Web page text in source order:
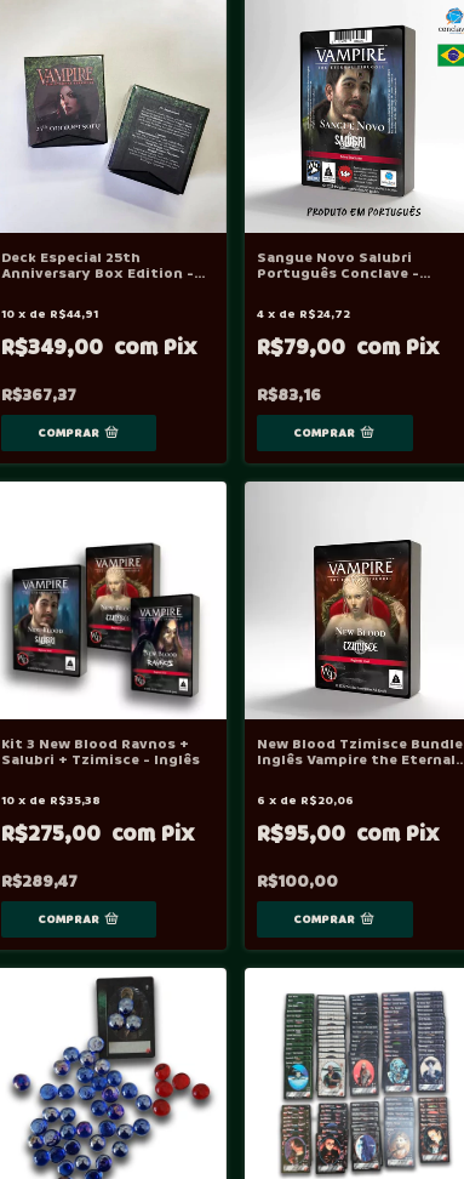
Deck Especial 25th
Anniversary Box Edition -
Eternal Struggle
R$367,37
R$349,00
10 x de R$44,91
Sangue Novo Salubri
Português Conclave -
Struggle
R$83,16
R$79,00
4 x de R$24,72
Kit 3 New Blood Ravnos +
Salubri + Tzimisce - Inglês
R$289,47
R$275,00
10 x de R$35,38
New Blood Tzimisce Bundle
Inglês Vampire the Eternal
R$100,00
R$95,00
6 x de R$20,06